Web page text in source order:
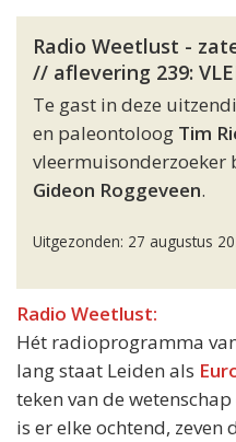
Radio Weetlust -
// aflevering 239:
Te gast in deze
en paleontoloog Tim
vleermuisonderzoeker
Gideon Roggeveen.
Uitgezonden: 27 augustus
Radio Weetlust:
Hét radioprogramma
lang staat Leiden als
teken van de wetenschap
is er elke ochtend, zeven